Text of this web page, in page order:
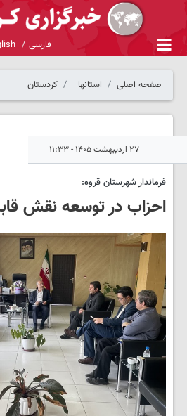
فارسی
صفحه اصلی استانها کردستان
۲۷ اردیبهشت ۱۴۰۵ - ۱۱:۳۳
فرماندار شهرستان قروه:
احزاب در توسعه نقش